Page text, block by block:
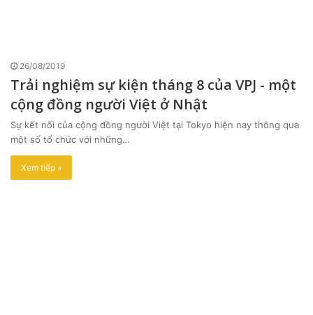
26/08/2019
Trải nghiệm sự kiện tháng 8 của VPJ - một
cộng đồng người Việt ở Nhật
Sự kết nối của cộng đồng người Việt tại Tokyo hiện nay thông qua
một số tổ chức với những…
Xem tiếp »